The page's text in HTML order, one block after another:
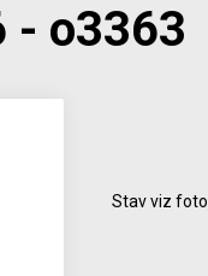
- o3363
Stav viz foto